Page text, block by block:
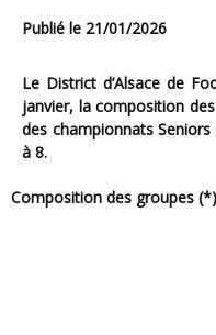
Publié le 21/01/2026
Le District d’Alsace de Football communique, ce mercredi 21
janvier, la composition
des championnats
à 8.
Composition des groupes